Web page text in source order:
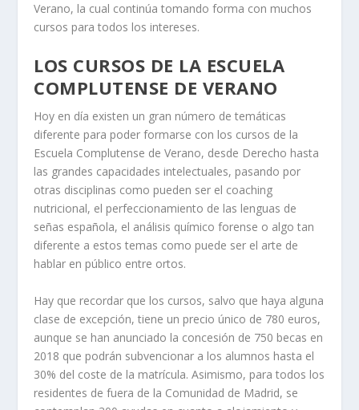
Verano, la cual continúa tomando forma con muchos
cursos para todos los intereses.
LOS CURSOS DE LA ESCUELA
COMPLUTENSE DE VERANO
Hoy en día existen un gran número de temáticas
diferente para poder formarse con los cursos de la
Escuela Complutense de Verano, desde Derecho hasta
las grandes capacidades intelectuales, pasando por
otras disciplinas como pueden ser el coaching
nutricional, el perfeccionamiento de las lenguas de
señas española, el análisis químico forense o algo tan
diferente a estos temas como puede ser el arte de
hablar en público entre ortos.
Hay que recordar que los cursos, salvo que haya alguna
clase de excepción, tiene un precio único de 780 euros,
aunque se han anunciado la concesión de 750 becas en
2018 que podrán subvencionar a los alumnos hasta el
30% del coste de la matrícula. Asimismo, para todos los
residentes de fuera de la Comunidad de Madrid, se